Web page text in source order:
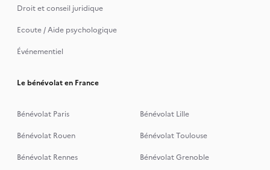
Droit et conseil juridique
Ecoute / Aide psychologique
Événementiel
Le bénévolat en France
Bénévolat Paris
Bénévolat Lille
Bénévolat Rouen
Bénévolat Toulouse
Bénévolat Rennes
Bénévolat Grenoble